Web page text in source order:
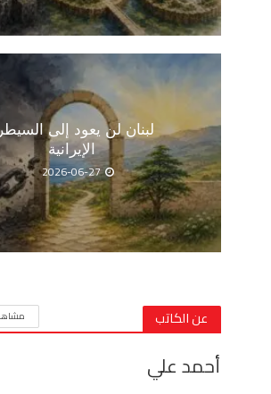
لبنان لن يعود إلى
الإيرانية
2026-06-27
عن الكاتب
أحمد علي